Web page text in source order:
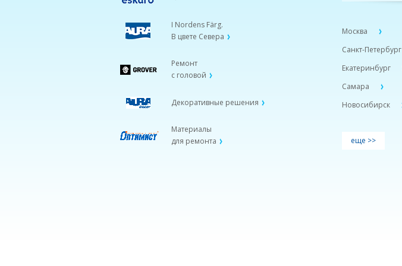
I Nordens Färg.
В цвете Севера
Ремонт
с головой
Декоративные решения
Материалы
для ремонта
Москва
Санкт-Петербург
Екатеринбург
Самара
Новосибирск
еще >>